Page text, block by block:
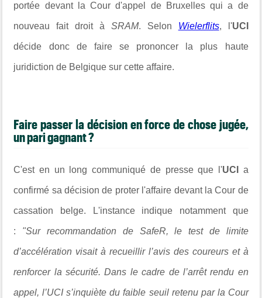
portée devant la Cour d'appel de Bruxelles qui a de
nouveau fait droit à SRAM. Selon Wielerflits, l'UCI
décide donc de faire se prononcer la plus haute
juridiction de Belgique sur cette affaire.
Faire passer la décision en force de chose jugée,
un pari gagnant ?
C'est en un long communiqué de presse que l'UCI a
confirmé sa décision de proter l'affaire devant la Cour de
cassation belge. L'instance indique notamment que
: "Sur recommandation de SafeR, le test de limite
d’accélération visait à recueillir l’avis des coureurs et à
renforcer la sécurité. Dans le cadre de l’arrêt rendu en
appel, l’UCI s’inquiète du faible seuil retenu par la Cour